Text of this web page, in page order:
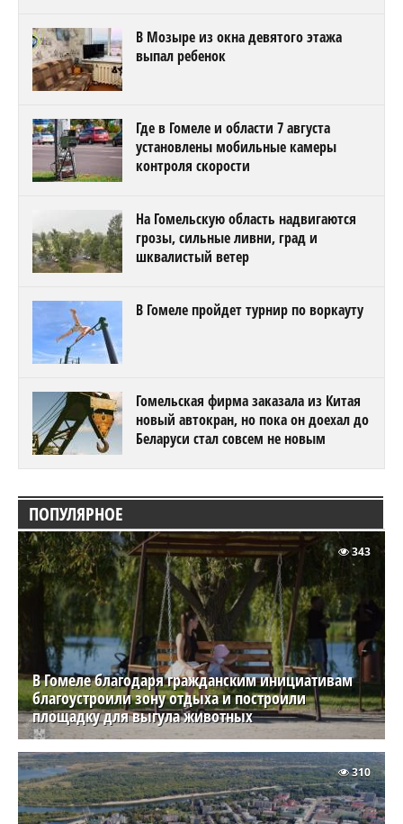
В Мозыре из окна девятого этажа
выпал ребенок
Где в Гомеле и области 7 августа
установлены мобильные камеры
контроля скорости
На Гомельскую область надвигаются
грозы, сильные ливни, град и
шквалистый ветер
В Гомеле пройдет турнир по воркауту
Гомельская фирма заказала из Китая
новый автокран, но пока он доехал до
Беларуси стал совсем не новым
ПОПУЛЯРНОЕ
В Гомеле благодаря гражданским инициативам
благоустроили зону отдыха и построили
площадку для выгула животных
343
310